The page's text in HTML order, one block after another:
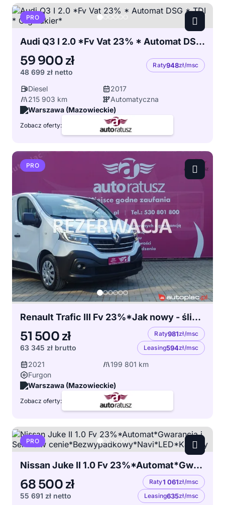
PRO
Audi Q3 I 2.0 *Fv Vat 23% * Automat DSG * TDI * Org.Lakier*
59 900 zł
48 699 zł netto
Raty948zł/msc
Diesel
2017
215 903 km
Automatyczna
Warszawa (Mazowieckie)
Zobacz oferty:
PRO
Renault Trafic III Fv 23%*Jak nowy - śliczny*L1H1*2.0DCI 146KM*Gwarancja*Kamera*Navi
51 500 zł
63 345 zł brutto
Raty981zł/msc
Leasing594zł/msc
2021
199 801 km
Furgon
Warszawa (Mazowieckie)
Zobacz oferty:
PRO
Nissan Juke II 1.0 Fv 23%*Automat*Gwarancja i Serwis w cenie*Bezwypadkowy*Navi*LED*Kamery
68 500 zł
55 691 zł netto
Raty1 061zł/msc
Leasing635zł/msc